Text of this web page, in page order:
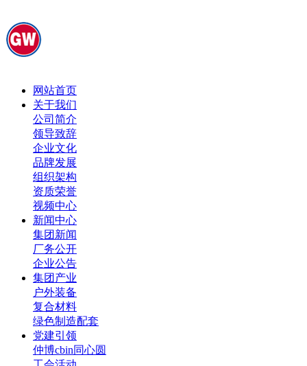
网站首页
关于我们
公司简介
领导致辞
企业文化
品牌发展
组织架构
资质荣誉
视频中心
新闻中心
集团新闻
厂务公开
企业公告
集团产业
户外装备
复合材料
绿色制造配套
党建引领
仲博cbin同心圆